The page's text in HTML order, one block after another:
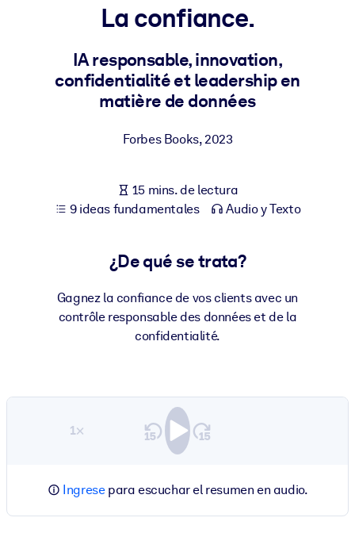
Para LMS/LXP
Integre conocimientos verificados y breves en su LMS/LXP para
obtener mejores resultados de aprendizaje.
Para sistemas de IA
La confiance.
IA responsable, innovation,
confidentialité et leadership en
matière de données
Forbes Books,2023
15 mins. de lectura
9 ideas fundamentales
Audio y Texto
¿De qué se trata?
Gagnez la confiance de vos clients avec un
contrôle responsable des données et de la
confidentialité.
1×
Ingresepara escuchar el resumen en audio.